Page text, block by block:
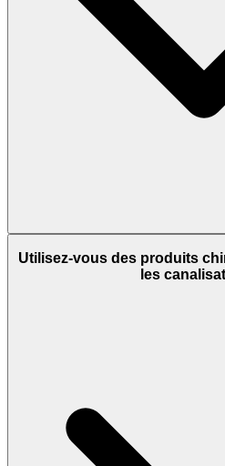
Utilisez-vous des produits
les